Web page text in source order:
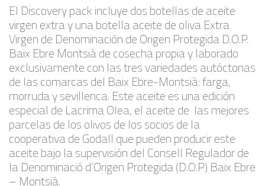
El Discovery pack incluye dos botellas de aceite
virgen extra y una botella aceite de oliva Extra
Virgen de Denominación de Origen Protegida D.O.P.
Baix Ebre Montsià de cosecha propia y laborado
exclusivamente con las tres variedades autóctonas
de las comarcas del Baix Ebre-Montsià: farga,
morruda y sevillenca. Este aceite es una edición
especial de Lacrima Olea, el aceite de las mejores
parcelas de los olivos de los socios de la
cooperativa de Godall que pueden producir este
aceite bajo la supervisión del Consell Regulador de
la Denominació d’Origen Protegida (D.O.P) Baix Ebre
– Montsià.